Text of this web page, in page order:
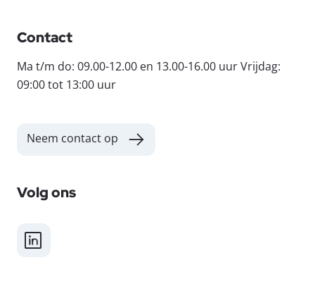
Contact
Ma t/m do: 09.00-12.00 en 13.00-16.00 uur Vrijdag:
09:00 tot 13:00 uur
Neem contact op
Volg ons
LinkedIn